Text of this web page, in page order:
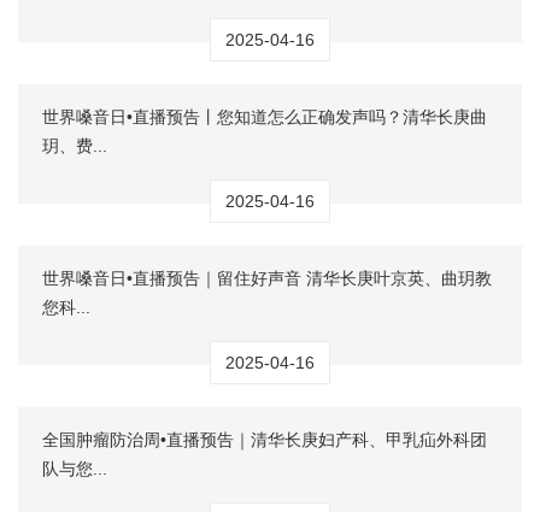
2025-04-16
世界嗓音日•直播预告丨您知道怎么正确发声吗？清华长庚曲
玥、费...
2025-04-16
世界嗓音日•直播预告｜留住好声音 清华长庚叶京英、曲玥教
您科...
2025-04-16
全国肿瘤防治周•直播预告｜清华长庚妇产科、甲乳疝外科团
队与您...